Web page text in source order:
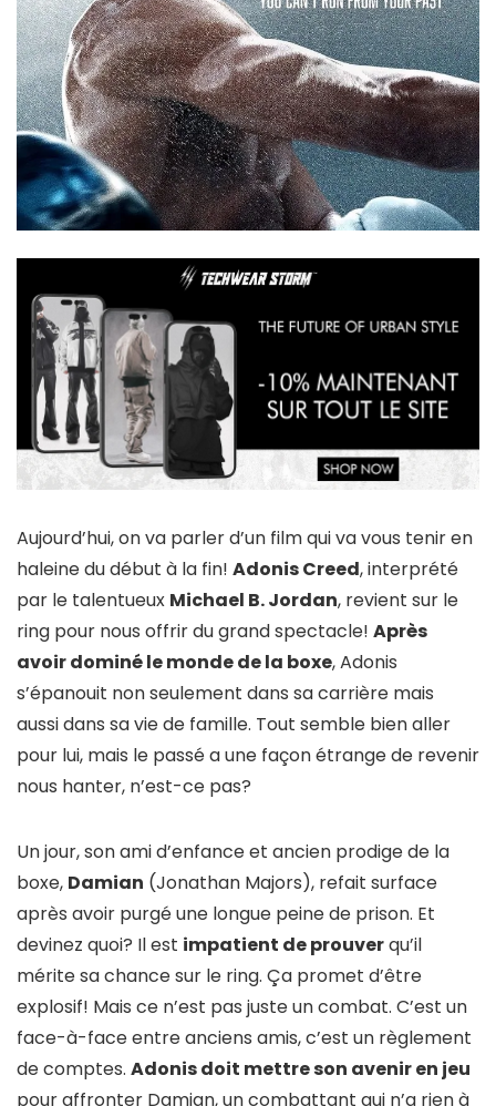
Aujourd’hui, on va parler d’un film qui va vous tenir en
haleine du début à la fin! Adonis Creed, interprété
par le talentueux Michael B. Jordan, revient sur le
ring pour nous offrir du grand spectacle! Après
avoir dominé le monde de la boxe, Adonis
s’épanouit non seulement dans sa carrière mais
aussi dans sa vie de famille. Tout semble bien aller
pour lui, mais le passé a une façon étrange de revenir
nous hanter, n’est-ce pas?
Un jour, son ami d’enfance et ancien prodige de la
boxe, Damian (Jonathan Majors), refait surface
après avoir purgé une longue peine de prison. Et
devinez quoi? Il est impatient de prouverqu’il
mérite sa chance sur le ring. Ça promet d’être
explosif! Mais ce n’est pas juste un combat. C’est un
face-à-face entre anciens amis, c’est un règlement
de comptes. Adonis doit mettre son avenir en jeu
pour affronter Damian, un combattant qui n’a rien à